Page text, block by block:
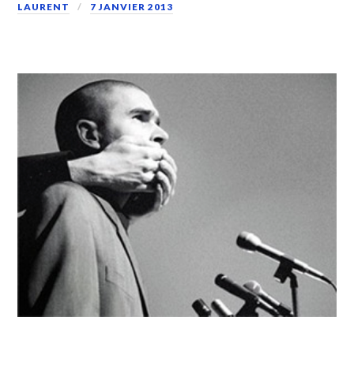
LAURENT 7 JANVIER 2013